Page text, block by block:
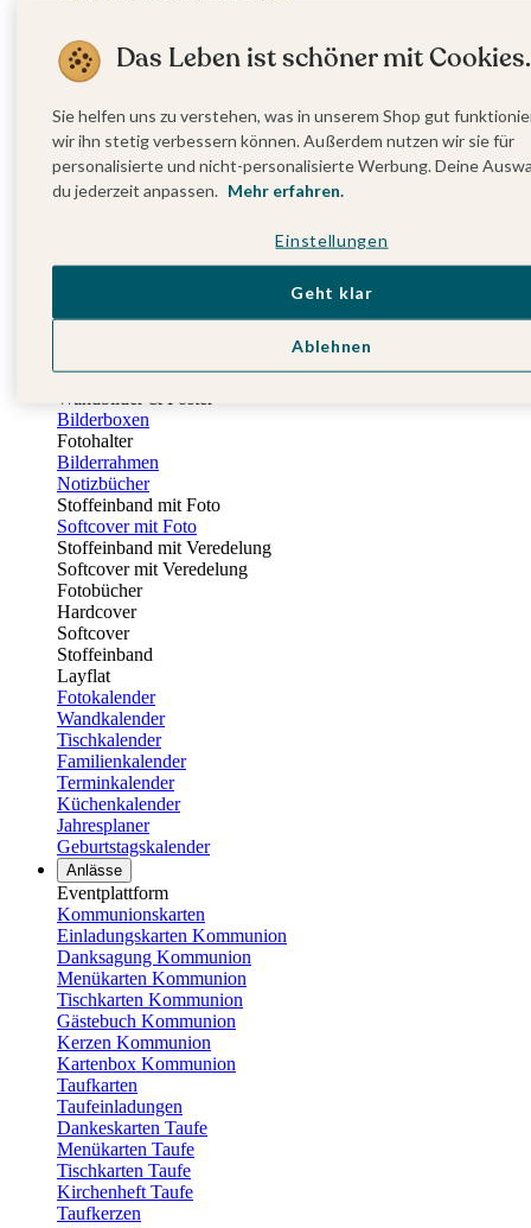
Tischkarten Geburtstag
Menükarten Geburtstag
Kartenbox Geburtstag
Save the Date Karten
Dankeskarten Geburtstag
Fotobuch Geburtstag
Eventplattform
Kindergeburtstag Mädchen
Fotobücher
Wandbilder & Poster
Bilderboxen
Fotohalter
Bilderrahmen
Notizbücher
Stoffeinband mit Foto
Softcover mit Foto
Stoffeinband mit Veredelung
Softcover mit Veredelung
Fotobücher
Hardcover
Softcover
Stoffeinband
Layflat
Fotokalender
Wandkalender
Tischkalender
Familienkalender
Terminkalender
Küchenkalender
Jahresplaner
Geburtstagskalender
Anlässe
Eventplattform
Kommunionskarten
Einladungskarten Kommunion
Danksagung Kommunion
Menükarten Kommunion
Tischkarten Kommunion
Gästebuch Kommunion
Kerzen Kommunion
Kartenbox Kommunion
Taufkarten
Taufeinladungen
Dankeskarten Taufe
Menükarten Taufe
Tischkarten Taufe
Kirchenheft Taufe
Taufkerzen
Das Leben ist schöner mit Cookies.
Sie helfen uns zu verstehen, was in unserem Shop gut
wir ihn stetig verbessern können. Außerdem nutzen wir sie für
personalisierte und nicht-personalisierte Werbung. Deine
du jederzeit anpassen. Mehr erfahren.
Einstellungen
Ablehnen
Geht klar